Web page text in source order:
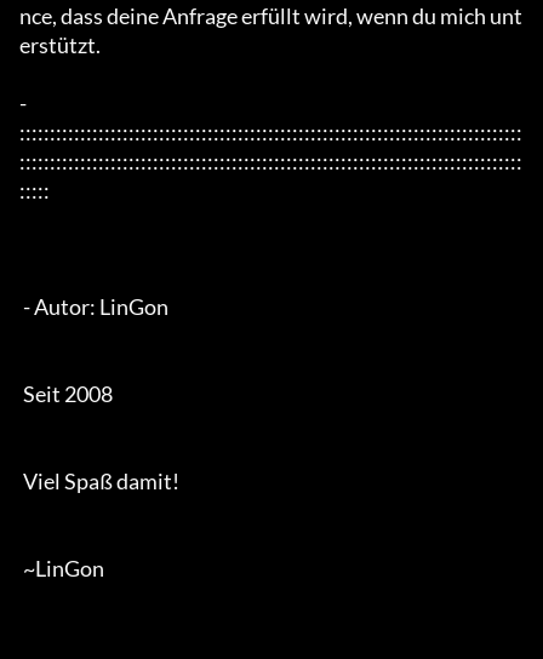
nce, dass deine Anfrage erfüllt wird, wenn du mich unt
erstützt.
-
:::::::::::::::::::::::::::::::::::::::::::::::::::::::::::::::::::::::::::::::::::
:::::::::::::::::::::::::::::::::::::::::::::::::::::::::::::::::::::::::::::::::::
:::::